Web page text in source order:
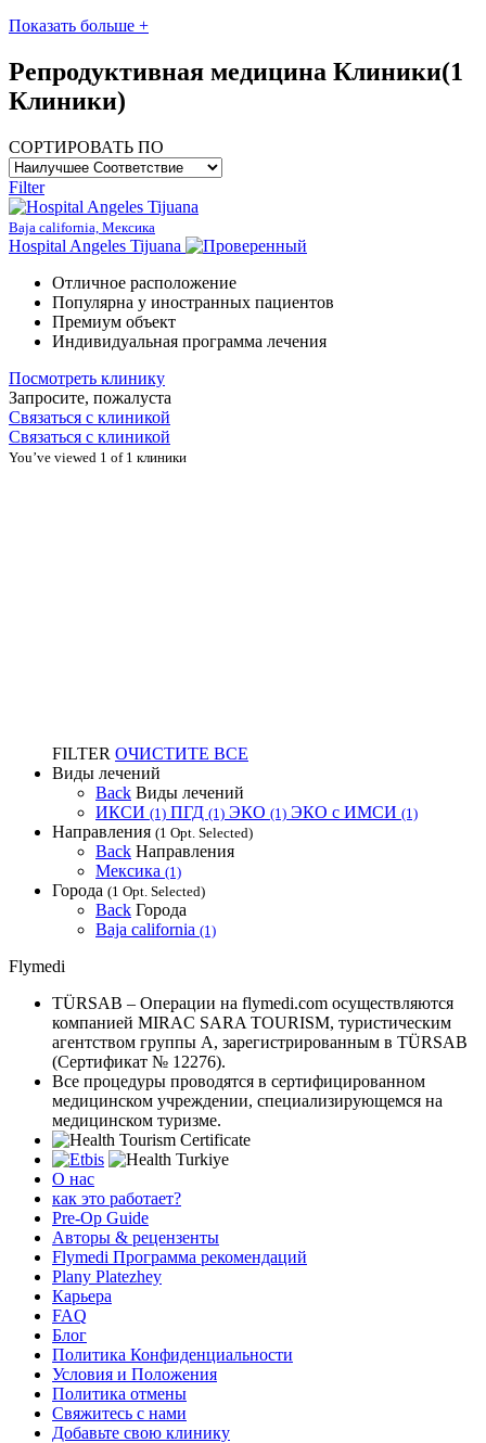
Показать больше +
Репродуктивная медицина Клиники(1
Клиники)
СОРТИРОВАТЬ ПО
Filter
Baja california, Мексика
Hospital Angeles Tijuana
Отличное расположение
Популярна у иностранных пациентов
Премиум объект
Индивидуальная программа лечения
Посмотреть клинику
Запросите, пожалуста
Связаться с клиникой
Связаться с клиникой
You’ve viewed 1 of 1 клиники
FILTER ОЧИСТИТЕ ВСЕ
Виды лечений
Back Виды лечений
ИКСИ (1) ПГД (1) ЭКО (1) ЭКО с ИМСИ (1)
Направления (1 Opt. Selected)
Back Направления
Мексика (1)
Города (1 Opt. Selected)
Back Города
Baja california (1)
Flymedi
TÜRSAB – Операции на flymedi.com осуществляются
компанией MIRAC SARA TOURISM, туристическим
агентством группы A, зарегистрированным в TÜRSAB
(Сертификат № 12276).
Все процедуры проводятся в сертифицированном
медицинском учреждении, специализирующемся на
медицинском туризме.
О нас
как это работает?
Pre-Op Guide
Авторы & рецензенты
Flymedi Программа рекомендаций
Plany Platezhey
Карьера
FAQ
Блог
Политика Конфиденциальности
Условия и Положения
Политика отмены
Свяжитесь с нами
Добавьте свою клинику